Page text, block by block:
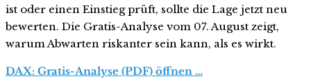
ist oder einen Einstieg prüft, sollte die Lage jetzt neu
bewerten. Die Gratis-Analyse vom 07. August zeigt,
warum Abwarten riskanter sein kann, als es wirkt.
DAX: Gratis-Analyse (PDF) öffnen …